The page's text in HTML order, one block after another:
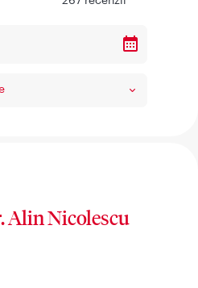
Alin Nicolescu